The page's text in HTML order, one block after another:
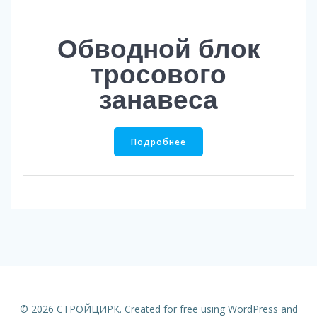
Обводной блок
тросового
занавеса
Подробнее
© 2026 СТРОЙЦИРК. Created for free using WordPress and